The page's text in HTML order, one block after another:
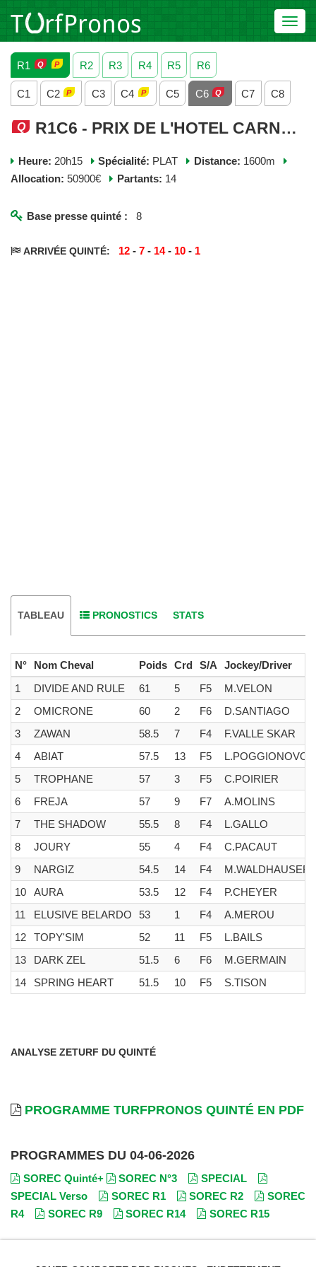
R1
R2 R3 R4 R5 R6
C1 C2 C3 C4 C5 C6 C7 C8
R1C6 - PRIX DE L'HOTEL CARNAVALET - GRAND PRIX DES FEMMES JOCKEYS - JEUDI 04 JUIN 2026
Heure: 20h15 Spécialité: PLAT Distance: 1600m
Allocation: 50900€ Partants: 14
Base presse quinté : 8
ARRIVÉE QUINTÉ: 12 -7 - 14- 10 - 1
TABLEAU PRONOSTICS STATS
N° Nom Cheval Poids Crd S/A
Jockey/Driver
1
DIVIDE AND RULE 61 5 F5
M.VELON
2
OMICRONE 60 2 F6
D.SANTIAGO
3
ZAWAN 58.5 7 F4
F.VALLE SKAR
4
ABIAT 57.5 13 F5
L.POGGIONOVO
5
TROPHANE 57 3 F5
C.POIRIER
6
FREJA 57 9 F7
A.MOLINS
7
THE SHADOW 55.5 8 F4
L.GALLO
8
JOURY 55 4 F4
C.PACAUT
9
NARGIZ 54.5 14 F4
M.WALDHAUSER
10
AURA 53.5 12 F4
P.CHEYER
11
ELUSIVE BELARDO 53 1 F4
A.MEROU
12
TOPY'SIM 52 11 F5
L.BAILS
13
DARK ZEL 51.5 6 F6
M.GERMAIN
14
SPRING HEART 51.5 10 F5 S.TISON
ANALYSE ZETURF DU QUINTÉ
PROGRAMME TURFPRONOS QUINTÉ EN PDF
PROGRAMMES DU 04-06-2026
SOREC Quinté+ SOREC N°3
SPECIAL
SPECIAL Verso
SOREC R1 SOREC R2
SOREC
R4
SOREC R9 SOREC R14 SOREC R15